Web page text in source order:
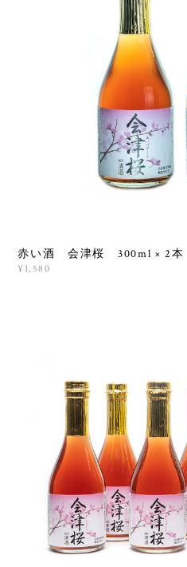
赤い酒 会津桜 300ml × 2本
¥1,580